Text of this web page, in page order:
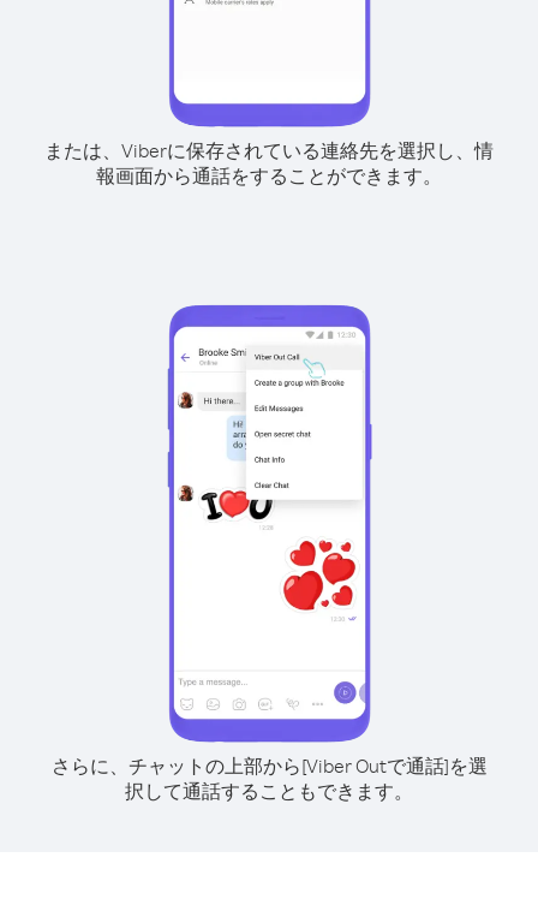
または、Viberに保存されている連絡先を選択し、情
報画面から通話をすることができます。
さらに、チャットの上部から[Viber Outで通話]を選
択して通話することもできます。